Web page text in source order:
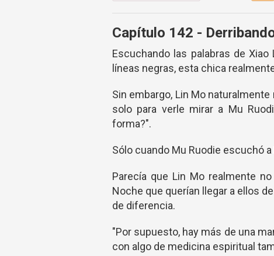
Capítulo 142 -
Escuchando las palabras de
líneas negras, esta chica
Sin embargo, Lin Mo
solo para verle mirar a Mu
forma?".
Sólo cuando Mu Ruodie escuchó
Parecía que Lin Mo realmente
Noche que querían llegar a ellos
de diferencia.
"Por supuesto, hay más de una
con algo de medicina espiritual